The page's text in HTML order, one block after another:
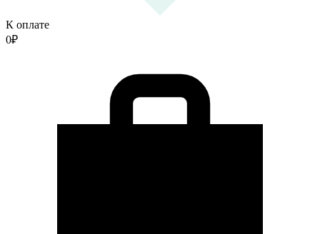
К оплате
0₽